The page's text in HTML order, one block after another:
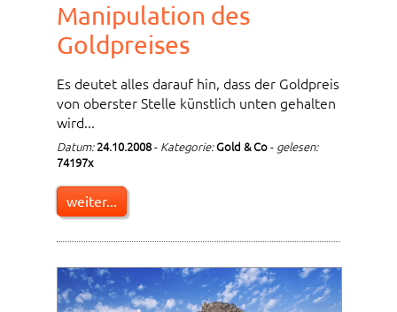
Manipulation des
Goldpreises
Es deutet alles darauf hin, dass der Goldpreis
von oberster Stelle künstlich unten gehalten
wird...
Datum: 24.10.2008- Kategorie:Gold & Co- gelesen:
74197x
weiter...